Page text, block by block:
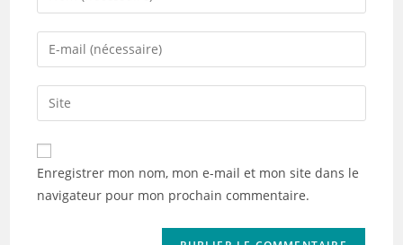
your
name
comment
Enter
your
email
address
comment
Saisir
l’URL
de
votre
(facultatif)
Enregistrer mon nom, mon e-mail et mon site dans le
navigateur pour mon prochain commentaire.